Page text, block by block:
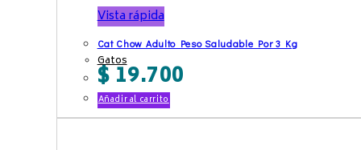
Vista rápida
Cat Chow Adulto Peso Saludable Por 3 Kg
Gatos
$19.700
Añadir al carrito